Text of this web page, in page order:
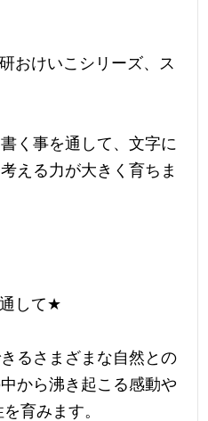
おけいこシリーズ、ス
く事を通して、文字に
える力が大きく育ちま
して★
るさまざまな自然との
から沸き起こる感動や
育みます。